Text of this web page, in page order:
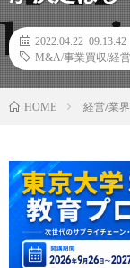
2022.04.22 09:13:42
M&A/事業買収/経
HOME 経営/業